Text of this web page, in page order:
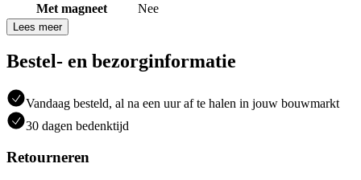
Met magneet Nee
Lees meer
Bestel- en bezorginformatie
Vandaag besteld, al na een uur af te halen in jouw bouwmarkt
30 dagen bedenktijd
Retourneren